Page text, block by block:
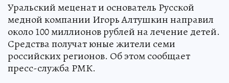
Уральский меценат и основатель Русской
медной компании Игорь Алтушкин направил
около 100 миллионов рублей на лечение детей.
Средства получат юные жители семи
российских регионов. Об этом сообщает
пресс-служба РМК.